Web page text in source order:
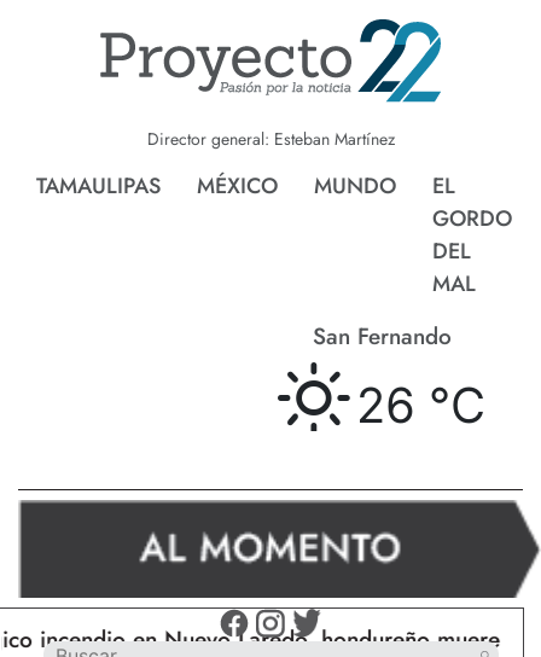
Director general: Esteban Martínez
TAMAULIPAS MÉXICO MUNDO
EL
GORDO
DEL
MAL
San Fernando
26 °C
en Nuevo Laredo, hondureño muere calcinado